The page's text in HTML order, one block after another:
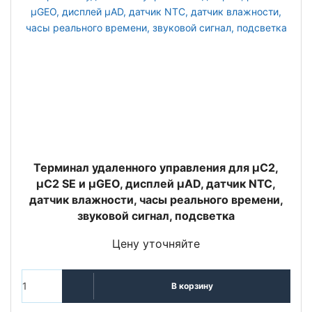
Терминал удаленного управления для µC2,
µC2 SE и µGEO, дисплей µAD, датчик NTC,
датчик влажности, часы реального времени,
звуковой сигнал, подсветка
Цену уточняйте
В корзину